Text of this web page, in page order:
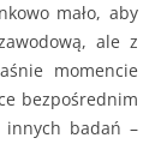
mało, aby
ale z
momencie
bezpośrednim
innych badań –